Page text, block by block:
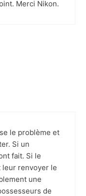
Merci Nikon.
le problème et
Si un
fait. Si le
leur renvoyer le
une
de